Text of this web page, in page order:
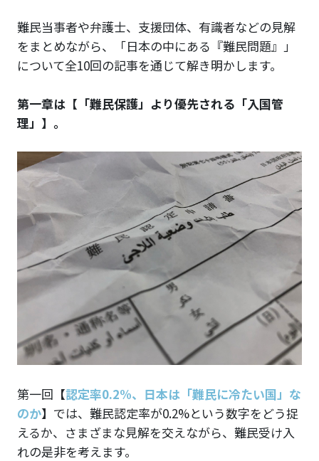
難民当事者や弁護士、支援団体、有識者などの見解
をまとめながら、「日本の中にある『難民問題』」
について全10回の記事を通じて解き明かします。
第一章は【「難民保護」より優先される「入国管
理」】。
第一回 【認定率0.2%、日本は「難民に冷たい国」な
のか】 では、難民認定率が0.2%という数字をどう捉
えるか、さまざまな見解を交えながら、難民受け入
れの是非を考えます。